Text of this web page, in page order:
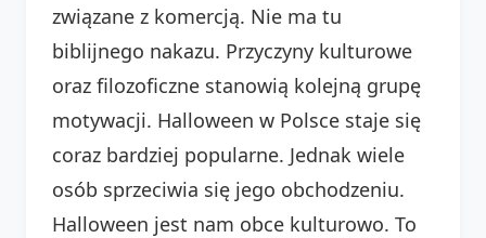
związane z komercją. Nie ma tu
biblijnego nakazu. Przyczyny kulturowe
oraz filozoficzne stanowią kolejną grupę
motywacji. Halloween w Polsce staje się
coraz bardziej popularne. Jednak wiele
osób sprzeciwia się jego obchodzeniu.
Halloween jest nam obce kulturowo. To